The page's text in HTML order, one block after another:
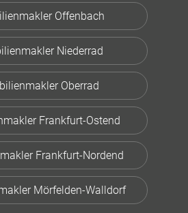
Offenbach
Niederrad
Oberrad
Frankfurt-Ostend
Frankfurt-Nordend
Mörfelden-Walldorf